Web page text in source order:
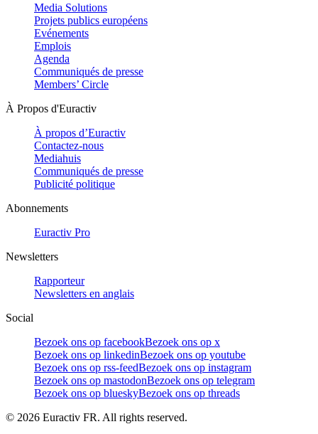
Media Solutions
Projets publics européens
Evénements
Emplois
Agenda
Communiqués de presse
Members’ Circle
À Propos d'Euractiv
À propos d’Euractiv
Contactez-nous
Mediahuis
Communiqués de presse
Publicité politique
Abonnements
Euractiv Pro
Newsletters
Rapporteur
Newsletters en anglais
Social
Bezoek ons op facebookBezoek ons op x
Bezoek ons op linkedinBezoek ons op youtube
Bezoek ons op rss-feedBezoek ons op instagram
Bezoek ons op mastodonBezoek ons op telegram
Bezoek ons op blueskyBezoek ons op threads
© 2026 Euractiv FR. All rights reserved.